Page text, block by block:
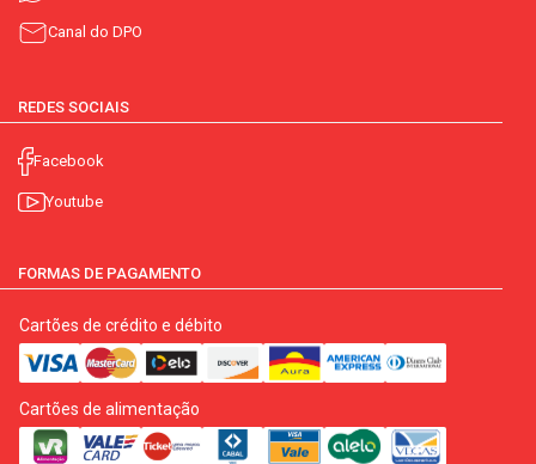
Canal do DPO
REDES SOCIAIS
Facebook
Youtube
FORMAS DE PAGAMENTO
Cartões de crédito e débito
Cartões de alimentação